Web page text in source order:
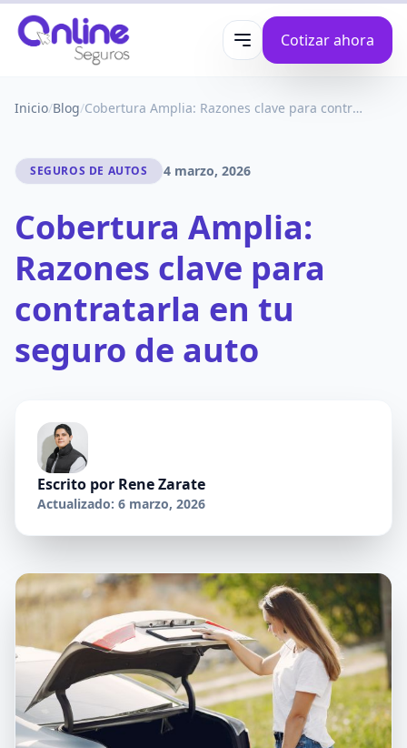
Abrir menúCotizar ahora
Inicio/Blog/ Cobertura Amplia: Razones clave para contratarla en tu seguro de auto
SEGUROS DE AUTOS 4 marzo, 2026
Cobertura Amplia:
Razones clave para
contratarla en tu
seguro de auto
Escrito por Rene Zarate
Actualizado: 6 marzo, 2026